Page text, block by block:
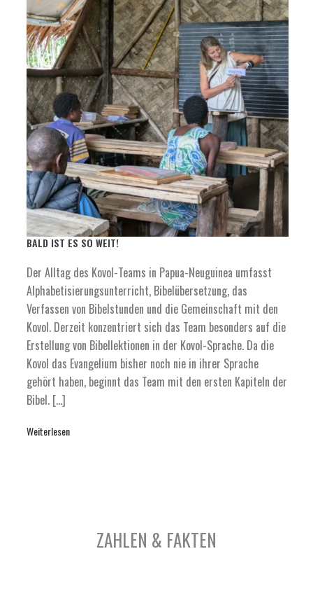
BALD IST ES SO WEIT!
Der Alltag des Kovol-Teams in Papua-Neuguinea umfasst
Alphabetisierungsunterricht, Bibelübersetzung, das
Verfassen von Bibelstunden und die Gemeinschaft mit den
Kovol. Derzeit konzentriert sich das Team besonders auf die
Erstellung von Bibellektionen in der Kovol-Sprache. Da die
Kovol das Evangelium bisher noch nie in ihrer Sprache
gehört haben, beginnt das Team mit den ersten Kapiteln der
Bibel. […]
Weiterlesen
ZAHLEN & FAKTEN